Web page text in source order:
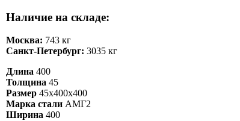
Наличие на складе:
Москва: 743 кг
Санкт-Петербург: 3035 кг
Длина 400
Толщина 45
Размер 45х400х400
Марка стали АМГ2
Ширина 400